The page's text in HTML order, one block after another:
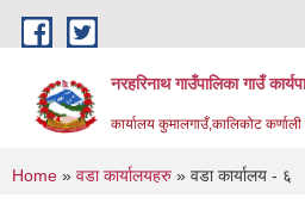
Skip to main content
नरहरिनाथ गाउँपालिका गाउँ
कार्यालय कुमालगाउँ,कालिकोट
You are here
Home » वडा कार्यालयहरु » वडा कार्यालय - ६